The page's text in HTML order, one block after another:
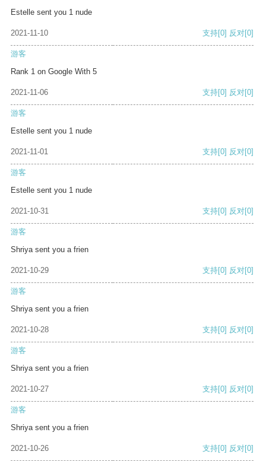
Estelle sent you 1 nude
2021-11-10 支持[0] 反对[0]
游客
Rank 1 on Google With 5
2021-11-06 支持[0] 反对[0]
游客
Estelle sent you 1 nude
2021-11-01 支持[0] 反对[0]
游客
Estelle sent you 1 nude
2021-10-31 支持[0] 反对[0]
游客
Shriya sent you a frien
2021-10-29 支持[0] 反对[0]
游客
Shriya sent you a frien
2021-10-28 支持[0] 反对[0]
游客
Shriya sent you a frien
2021-10-27 支持[0] 反对[0]
游客
Shriya sent you a frien
2021-10-26 支持[0] 反对[0]